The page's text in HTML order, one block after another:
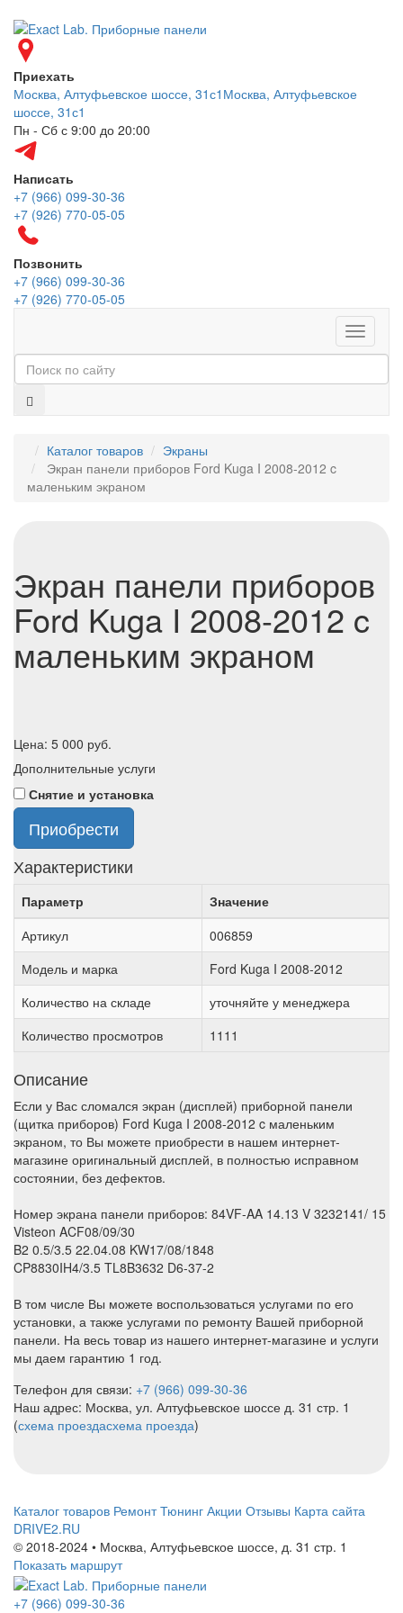
Приехать
Москва, Алтуфьевское шоссе, 31с1 Москва, Алтуфьевское
шоссе, 31с1
Пн - Сб с 9:00 до 20:00
Написать
+7 (966) 099-30-36
+7 (926) 770-05-05
Позвонить
+7 (966) 099-30-36
+7 (926) 770-05-05
Меню
Каталог товаров
Экраны
Экран панели приборов Ford Kuga I 2008-2012 c
маленьким экраном
Экран панели приборов
Ford Kuga I 2008-2012 c
маленьким экраном
Цена: 5 000 руб.
Дополнительные услуги
Снятие и установка
Приобрести
Характеристики
Параметр
Значение
Артикул
006859
Модель и марка
Ford Kuga I 2008-2012
Количество на складе
уточняйте у менеджера
Количество просмотров
1111
Описание
Если у Вас сломался экран (дисплей) приборной панели
(щитка приборов) Ford Kuga I 2008-2012 c маленьким
экраном, то Вы можете приобрести в нашем интернет-
магазине оригинальный дисплей, в полностью исправном
состоянии, без дефектов.
Номер экрана панели приборов: 84VF-AA 14.13 V 3232141/ 15
Visteon ACF08/09/30
B2 0.5/3.5 22.04.08 KW17/08/1848
CP8830IH4/3.5 TL8B3632 D6-37-2
В том числе Вы можете воспользоваться услугами по его
установки, а также услугами по ремонту Вашей приборной
панели. На весь товар из нашего интернет-магазине и услуги
мы даем гарантию 1 год.
Телефон для связи: +7 (966) 099-30-36
Наш адрес: Москва, ул. Алтуфьевское шоссе д. 31 стр. 1
(схема проездасхема проезда)
Каталог товаров Ремонт Тюнинг Акции Отзывы Карта сайта
DRIVE2.RU
© 2018-2024 • Москва, Алтуфьевское шоссе, д. 31 стр. 1
Показать маршрут
+7 (966) 099-30-36